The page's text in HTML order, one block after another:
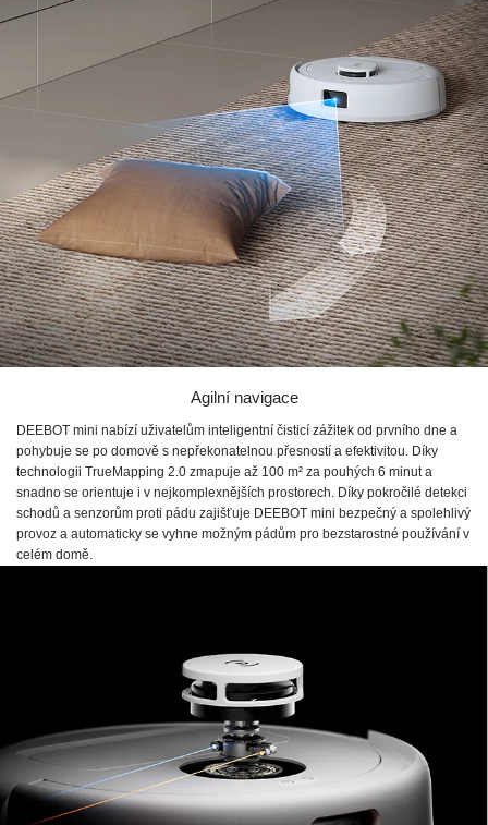
Agilní navigace
DEEBOT mini nabízí uživatelům inteligentní čisticí zážitek od prvního dne a
pohybuje se po domově s nepřekonatelnou přesností a efektivitou. Díky
technologii TrueMapping 2.0 zmapuje až 100 m² za pouhých 6 minut a
snadno se orientuje i v nejkomplexnějších prostorech. Díky pokročilé detekci
schodů a senzorům proti pádu zajišťuje DEEBOT mini bezpečný a spolehlivý
provoz a automaticky se vyhne možným pádům pro bezstarostné používání v
celém domě.